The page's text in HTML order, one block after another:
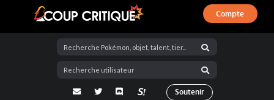
Coup Critique
Compte
adresse email
Twitter Discord La Salty Room sur Pokémon
Soutenir